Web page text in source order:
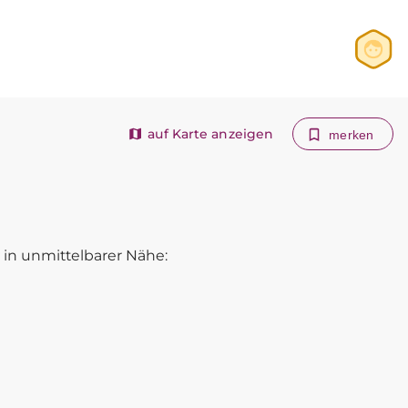
Registrieren
auf Karte anzeigen merken
unmittelbarer Nähe: